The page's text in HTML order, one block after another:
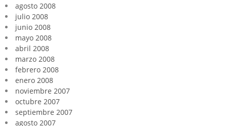
agosto 2008
julio 2008
junio 2008
mayo 2008
abril 2008
marzo 2008
febrero 2008
enero 2008
noviembre 2007
octubre 2007
septiembre 2007
agosto 2007